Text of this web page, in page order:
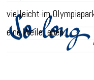
vielleicht im
eine Weile leben.